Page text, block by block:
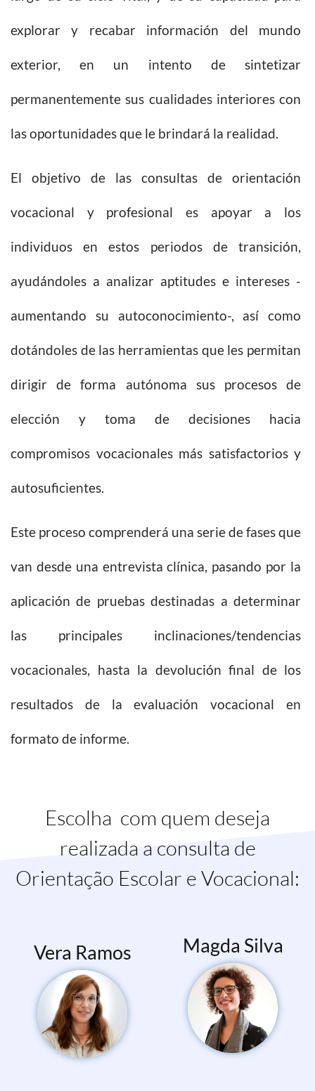
explorar y recabar información del mundo
exterior, en un intento de sintetizar
permanentemente sus cualidades interiores con
las oportunidades que le brindará la realidad.
El objetivo de las consultas de orientación
vocacional y profesional es apoyar a los
individuos en estos periodos de transición,
ayudándoles a analizar aptitudes e intereses -
aumentando su autoconocimiento-, así como
dotándoles de las herramientas que les permitan
dirigir de forma autónoma sus procesos de
elección y toma de decisiones hacia
compromisos vocacionales más satisfactorios y
autosuficientes.
Este proceso comprenderá una serie de fases que
van desde una entrevista clínica, pasando por la
aplicación de pruebas destinadas a determinar
las principales inclinaciones/tendencias
vocacionales, hasta la devolución final de los
resultados de la evaluación vocacional en
formato de informe.
Escolha com quem deseja
realizada a consulta de
Orientação Escolar e Vocacional:
Vera Ramos Magda Silva